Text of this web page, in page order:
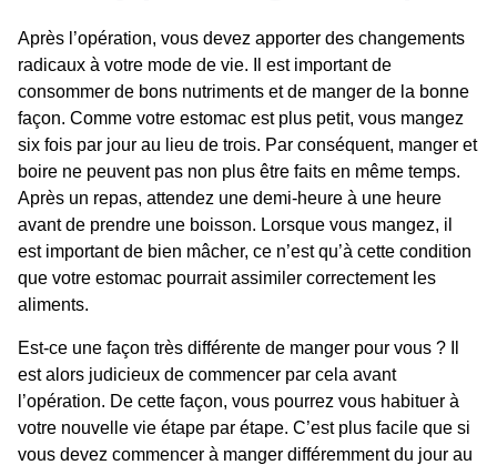
Après l’opération, vous devez apporter des changements
radicaux à votre mode de vie. Il est important de
consommer de bons nutriments et de manger de la bonne
façon. Comme votre estomac est plus petit, vous mangez
six fois par jour au lieu de trois. Par conséquent, manger et
boire ne peuvent pas non plus être faits en même temps.
Après un repas, attendez une demi-heure à une heure
avant de prendre une boisson. Lorsque vous mangez, il
est important de bien mâcher, ce n’est qu’à cette condition
que votre estomac pourrait assimiler correctement les
aliments.
Est-ce une façon très différente de manger pour vous ? Il
est alors judicieux de commencer par cela avant
l’opération. De cette façon, vous pourrez vous habituer à
votre nouvelle vie étape par étape. C’est plus facile que si
vous devez commencer à manger différemment du jour au